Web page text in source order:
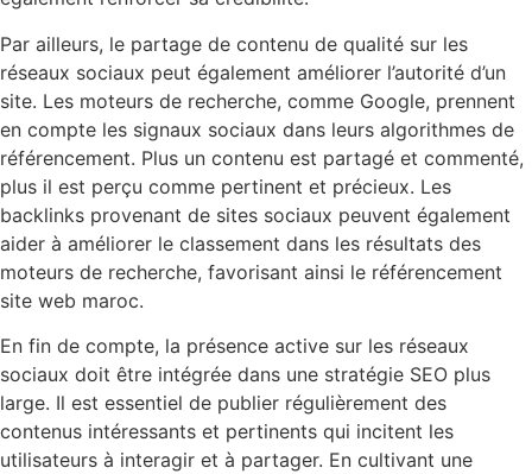
Par ailleurs, le partage de contenu de qualité sur les
réseaux sociaux peut également améliorer l’autorité d’un
site. Les moteurs de recherche, comme Google, prennent
en compte les signaux sociaux dans leurs algorithmes de
référencement. Plus un contenu est partagé et commenté,
plus il est perçu comme pertinent et précieux. Les
backlinks provenant de sites sociaux peuvent également
aider à améliorer le classement dans les résultats des
moteurs de recherche, favorisant ainsi le référencement
site web maroc.
En fin de compte, la présence active sur les réseaux
sociaux doit être intégrée dans une stratégie SEO plus
large. Il est essentiel de publier régulièrement des
contenus intéressants et pertinents qui incitent les
utilisateurs à interagir et à partager. En cultivant une